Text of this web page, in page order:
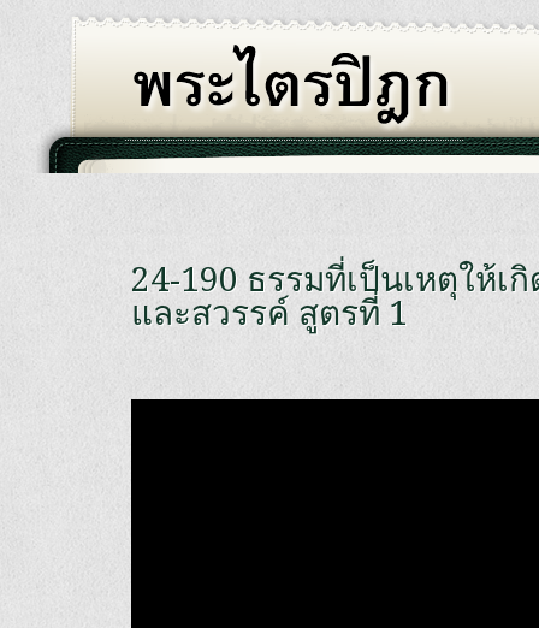
24-190 ธรรมที่เป็นเหตุให้เ
และสวรรค์ สูตรที่ 1